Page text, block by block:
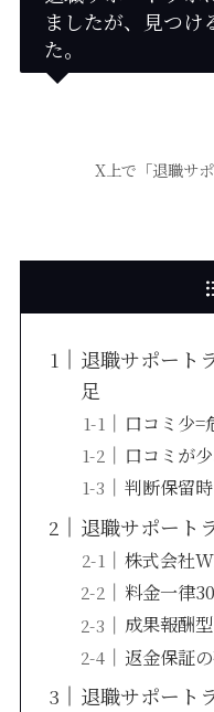
ましたが、見つけ
た。
X上で「退職サ
退職サポート
足
口コミ少=
口コミが
判断保留
退職サポート
株式会社
料金一律
成果報酬
返金保証
退職サポート